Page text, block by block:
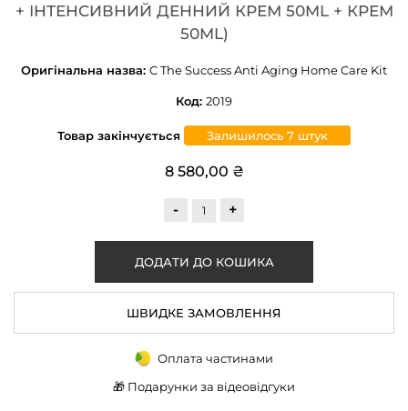
+ ІНТЕНСИВНИЙ ДЕННИЙ КРЕМ 50ML + КРЕМ
50ML)
Оригінальна назва: C The Success Anti Aging Home Care Kit
Код: 2019
Товар закінчується Залишилось 7 штук
8 580,00 ₴
- +
ШВИДКЕ ЗАМОВЛЕННЯ
Оплата частинами
🎁 Подарунки за відеовідгуки